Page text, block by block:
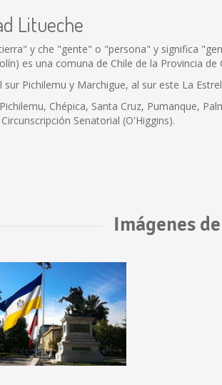
Litueche
y che "gente" o "persona" y significa
es una comuna de Chile de la Provincia
Pichilemu y Marchigue, al sur este La
Chépica, Santa Cruz, Pumanque,
Senatorial (O'Higgins).
Imágenes